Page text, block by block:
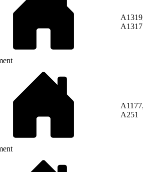
A1317
A251